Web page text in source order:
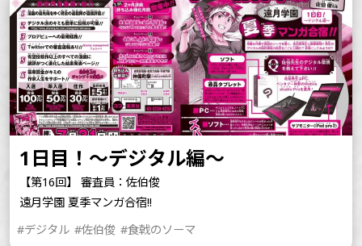
1日目！～デジタル編～
【第16回】 審査員：佐伯俊
遠月学園 夏季マンガ合宿!!
#デジタル #佐伯俊 #食戟のソーマ